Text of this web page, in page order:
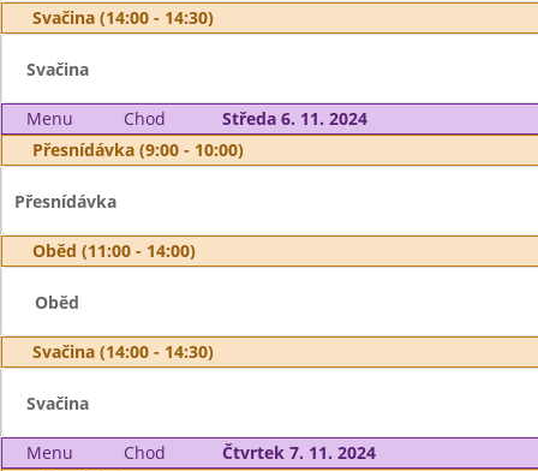
Svačina (14:00 - 14:30)
Svačina
Menu Chod
Středa 6. 11. 2024
Přesnídávka (9:00 - 10:00)
Přesnídávka
Oběd (11:00 - 14:00)
Oběd
Svačina (14:00 - 14:30)
Svačina
Menu Chod
Čtvrtek 7. 11. 2024